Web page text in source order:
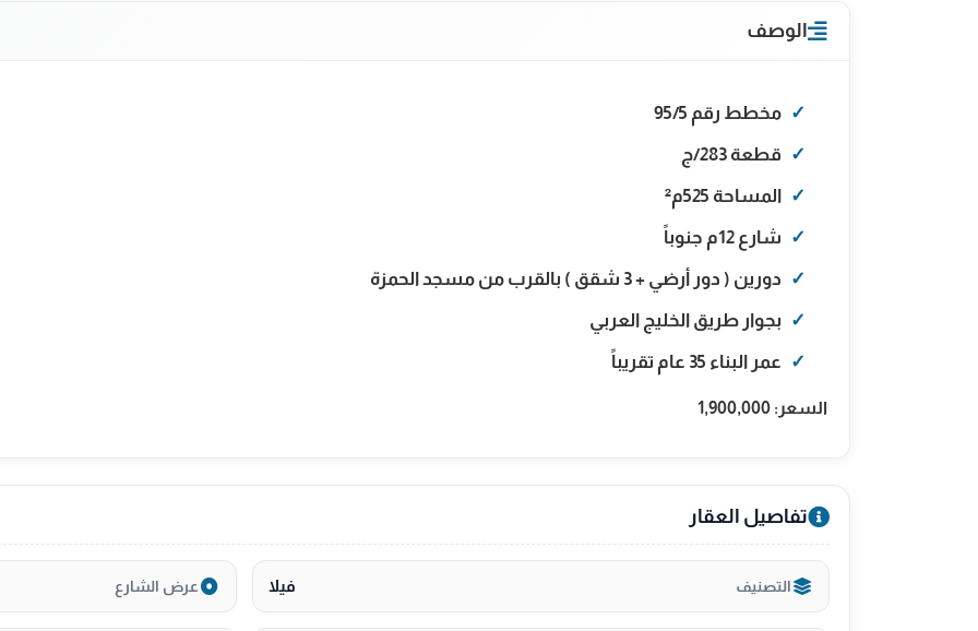
الوصف
مخطط رقم 95/5
قطعة 283/ج
المساحة 525م²
شارع 12م جنوباً
دورين ( دور أرضي + 3 شقق ) بالقرب من مسجد الحمزة
بجوار طريق الخليج العربي
عمر البناء 35 عام تقريباً
السعر: 1,900,000
تفاصيل العقار
التصنيف فيلا عرض الشارع